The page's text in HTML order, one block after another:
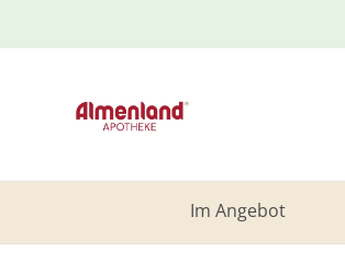
Im Angebot